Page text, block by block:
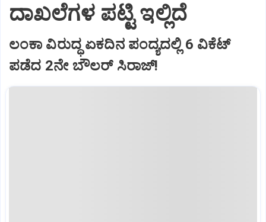
ದಾಖಲೆಗಳ ಪಟ್ಟಿ ಇಲ್ಲಿದೆ
ಲಂಕಾ ವಿರುದ್ಧ ಏಕದಿನ ಪಂದ್ಯದಲ್ಲಿ 6 ವಿಕೆಟ್
ಪಡೆದ 2ನೇ ಬೌಲರ್ ಸಿರಾಜ್!